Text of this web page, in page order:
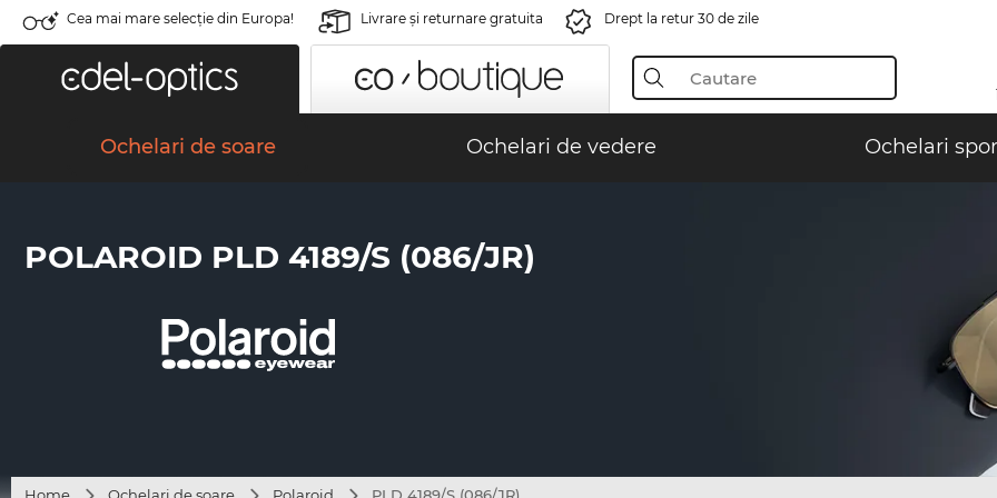
Cea mai mare selecție din Europa! Livrare şi returnare gratuita Drept la retur 30 de zile
Ochelari de soare Ochelari de vedere Ochelari
POLAROID PLD 4189/S (086/JR)